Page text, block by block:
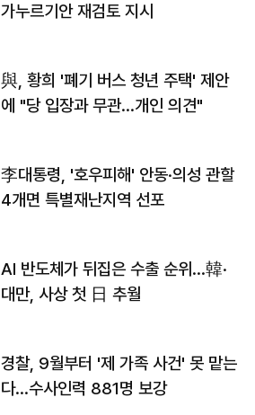
가누르기안 재검토 지시
與, 황희 '폐기 버스 청년 주택' 제안
에 "당 입장과 무관…개인 의견"
李대통령, '호우피해' 안동·의성 관할
4개면 특별재난지역 선포
AI 반도체가 뒤집은 수출 순위…韓·
대만, 사상 첫 日 추월
경찰, 9월부터 '제 가족 사건' 못 맡는
다…수사인력 881명 보강